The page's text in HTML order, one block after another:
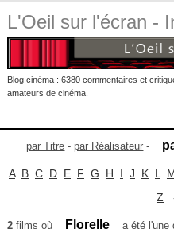
L'Oeil sur l'écran -
Blog cinéma : 6380 commentaires et
amateurs de cinéma.
par Titre -par Réalisateur -
A B C D E F G H I J K L
Z
2films où Florelle a été l'une